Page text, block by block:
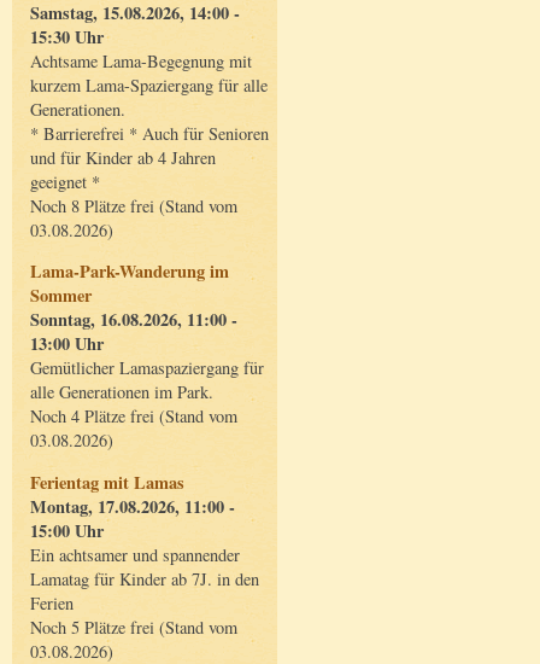
Samstag, 15.08.2026, 14:00 -
15:30 Uhr
Achtsame Lama-Begegnung mit
kurzem Lama-Spaziergang für alle
Generationen.
* Barrierefrei * Auch für Senioren
und für Kinder ab 4 Jahren
geeignet *
Noch 8 Plätze frei (Stand vom
03.08.2026)
Lama-Park-Wanderung im
Sommer
Sonntag, 16.08.2026, 11:00 -
13:00 Uhr
Gemütlicher Lamaspaziergang für
alle Generationen im Park.
Noch 4 Plätze frei (Stand vom
03.08.2026)
Ferientag mit Lamas
Montag, 17.08.2026, 11:00 -
15:00 Uhr
Ein achtsamer und spannender
Lamatag für Kinder ab 7J. in den
Ferien
Noch 5 Plätze frei (Stand vom
03.08.2026)